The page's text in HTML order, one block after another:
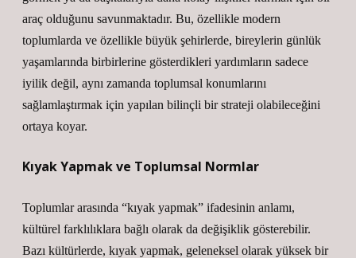
araç olduğunu savunmaktadır. Bu, özellikle modern
toplumlarda ve özellikle büyük şehirlerde, bireylerin günlük
yaşamlarında birbirlerine gösterdikleri yardımların sadece
iyilik değil, aynı zamanda toplumsal konumlarını
sağlamlaştırmak için yapılan bilinçli bir strateji olabileceğini
ortaya koyar.
Kıyak Yapmak ve Toplumsal Normlar
Toplumlar arasında “kıyak yapmak” ifadesinin anlamı,
kültürel farklılıklara bağlı olarak da değişiklik gösterebilir.
Bazı kültürlerde, kıyak yapmak, geleneksel olarak yüksek bir